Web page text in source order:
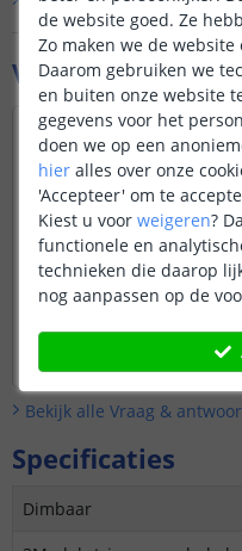
Vraag &
Volgens de beschrijving is de
geschikt voor 40-50 8inch tv's
Ik ben in het bezit van een 55
dit hier gebruikt worden?
Door Goossens op maandag 10 juli
In theorie zou deze
kunnen worden. Echter
niet bij garanderen dat dit
resultaat op zal leveren. Ik
ook adviseren om gebruik
van deset voor 50-60 inch
Bekijkheleantwoord
maandag 10 juli 2023
Bekijk alle Vraag &
Specificaties
Dimbaar
de website goed. Ze
Zo maken we de
Daarom gebruiken we
en buiten onze website
gegevens voor het
doen we op een
hier alles over onze
'Accepteer' om te
Kiest u voor weigeren?
functionele en
technieken die daarop
nog aanpassen op de